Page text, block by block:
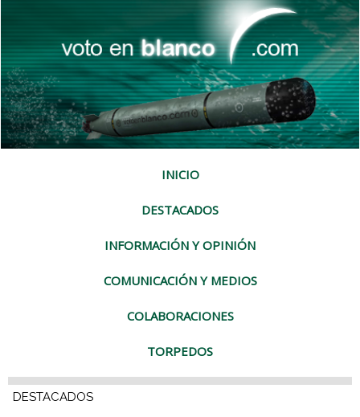
INICIO
DESTACADOS
INFORMACIÓN Y OPINIÓN
COMUNICACIÓN Y MEDIOS
COLABORACIONES
TORPEDOS
DESTACADOS